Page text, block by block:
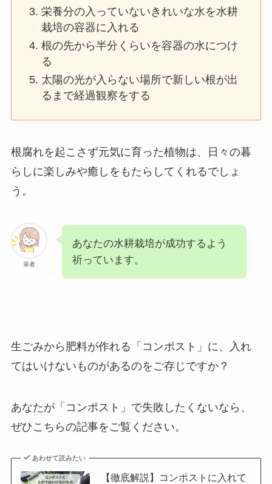
栄養分の入っていないきれいな水を水耕
栽培の容器に入れる
根の先から半分くらいを容器の水につけ
る
太陽の光が入らない場所で新しい根が出
るまで経過観察をする
根腐れを起こさず元気に育った植物は、日々の暮
らしに楽しみや癒しをもたらしてくれるでしょ
う。
筆者
あなたの水耕栽培が成功するよう
祈っています。
生ごみから肥料が作れる「コンポスト」に、入れ
てはいけないものがあるのをご存じですか？
あなたが「コンポスト」で失敗したくないなら、
ぜひこちらの記事をご覧ください。
あわせて読みたい
【徹底解説】コンポストに入れて